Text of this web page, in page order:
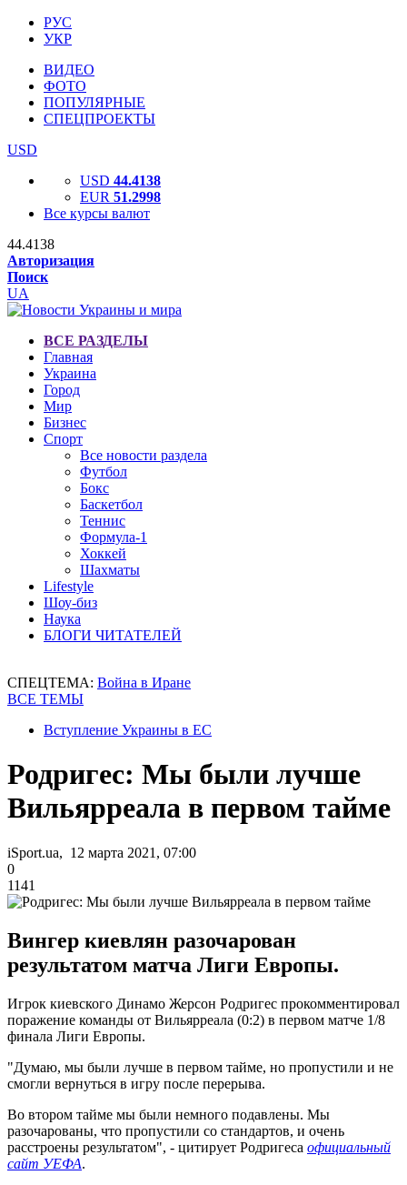
РУС
УКР
ВИДЕО
ФОТО
ПОПУЛЯРНЫЕ
СПЕЦПРОЕКТЫ
USD
USD 44.4138
EUR 51.2998
Все курсы валют
44.4138
Авторизация
Поиск
UA
ВСЕ РАЗДЕЛЫ
Главная
Украина
Город
Мир
Бизнес
Спорт
Все новости раздела
Футбол
Бокс
Баскетбол
Теннис
Формула-1
Хоккей
Шахматы
Lifestyle
Шоу-биз
Наука
БЛОГИ ЧИТАТЕЛЕЙ
СПЕЦТЕМА: Война в Иране
ВСЕ ТЕМЫ
Вступление Украины в ЕС
Родригес: Мы были лучше
Вильярреала в первом тайме
iSport.ua, 12 марта 2021, 07:00
0
1141
Вингер киевлян разочарован
результатом матча Лиги Европы.
Игрок киевского Динамо Жерсон Родригес прокомментировал
поражение команды от Вильярреала (0:2) в первом матче 1/8
финала Лиги Европы.
"Думаю, мы были лучше в первом тайме, но пропустили и не
смогли вернуться в игру после перерыва.
Во втором тайме мы были немного подавлены. Мы
разочарованы, что пропустили со стандартов, и очень
расстроены результатом", - цитирует Родригеса официальный
сайт УЕФА.